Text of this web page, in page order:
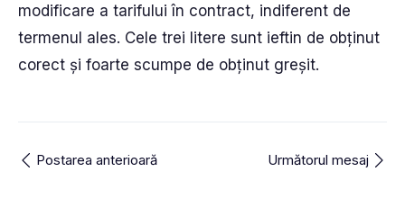
modificare a tarifului în contract, indiferent de
termenul ales. Cele trei litere sunt ieftin de obținut
corect și foarte scumpe de obținut greșit.
Postarea anterioară Următorul mesaj